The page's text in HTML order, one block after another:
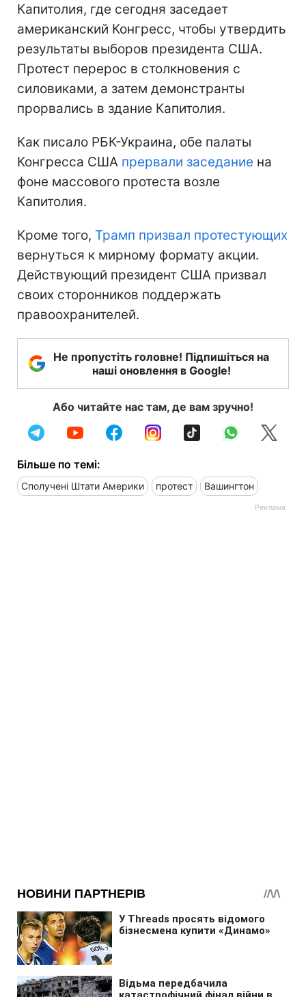
Капитолия, где сегодня заседает
американский Конгресс, чтобы утвердить
результаты выборов президента США.
Протест перерос в столкновения с
силовиками, а затем демонстранты
прорвались в здание Капитолия.
Как писало РБК-Украина, обе палаты
Конгресса США прервали заседание на
фоне массового протеста возле
Капитолия.
Кроме того, Трамп призвал протестующих
вернуться к мирному формату акции.
Действующий президент США призвал
своих сторонников поддержать
правоохранителей.
Не пропустіть головне! Підпишіться на
наші оновлення в Google!
Або читайте нас там, де вам зручно!
Більше по темі:
Сполучені Штати Америки протест Вашингтон